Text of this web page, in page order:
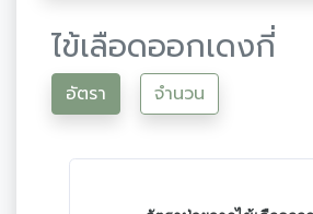
ไข้เลือดออกเดงกี่
อัตรา จำนวน